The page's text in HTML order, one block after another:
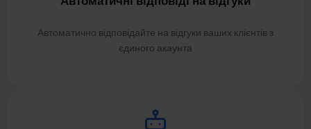
Автоматично відповідайте на відгуки ваших клієнтів з
єдиного акаунта